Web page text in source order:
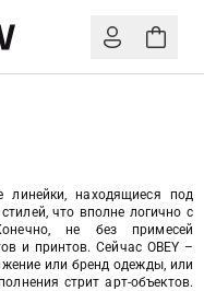
находящиеся под
что вполне логично с
не без примесей
и принтов. Сейчас OBEY –
или бренд одежды, или
стрит арт-объектов.